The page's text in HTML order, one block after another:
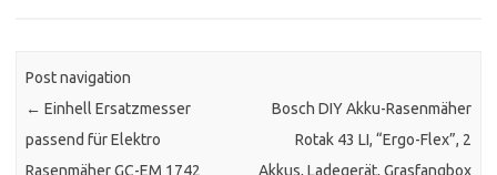
Post navigation
← Einhell Ersatzmesser
passend für Elektro
Rasenmäher GC-EM 1742
Bosch DIY Akku-Rasenmäher
Rotak 43 LI, “Ergo-Flex”, 2
Akkus, Ladegerät, Grasfangbox